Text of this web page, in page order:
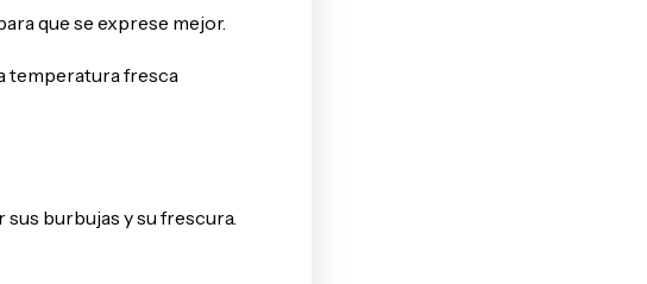
que se exprese mejor.
temperatura fresca
burbujas y su frescura.